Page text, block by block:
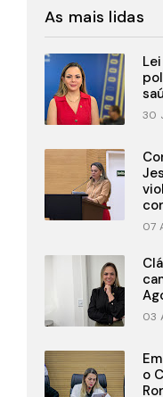
As mais lidas
30
07
03
o